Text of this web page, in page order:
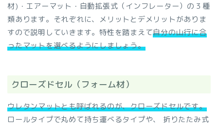
材)・エアーマット・自動拡張式（インフレーター）の３種
類あります。それぞれに、メリットとデメリットがありま
すので説明していきます。特性を踏まえて自分の山行に合
ったマットを選べるようにしましょう。
クローズドセル（フォーム材）
ウレタンマットとも呼ばれるのが、クローズドセルです。
ロールタイプで丸めて持ち運べるタイプや、 折りたたみ式